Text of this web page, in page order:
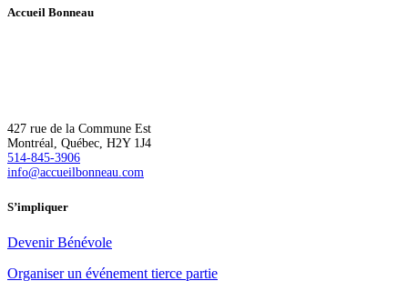
Accueil Bonneau
427 rue de la Commune Est
Montréal, Québec, H2Y 1J4
514-845-3906
info@accueilbonneau.com
S’impliquer
Devenir Bénévole
Organiser un événement tierce partie